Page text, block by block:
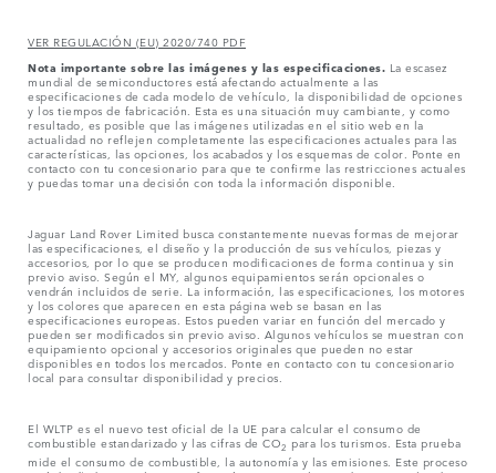
VER REGULACIÓN (EU) 2020/740 PDF
Nota importante sobre las imágenes y las especificaciones. La escasez
mundial de semiconductores está afectando actualmente a las
especificaciones de cada modelo de vehículo, la disponibilidad de opciones
y los tiempos de fabricación. Esta es una situación muy cambiante, y como
resultado, es posible que las imágenes utilizadas en el sitio web en la
actualidad no reflejen completamente las especificaciones actuales para las
características, las opciones, los acabados y los esquemas de color. Ponte en
contacto con tu concesionario para que te confirme las restricciones actuales
y puedas tomar una decisión con toda la información disponible.
Jaguar Land Rover Limited busca constantemente nuevas formas de mejorar
las especificaciones, el diseño y la producción de sus vehículos, piezas y
accesorios, por lo que se producen modificaciones de forma continua y sin
previo aviso. Según el MY, algunos equipamientos serán opcionales o
vendrán incluidos de serie. La información, las especificaciones, los motores
y los colores que aparecen en esta página web se basan en las
especificaciones europeas. Estos pueden variar en función del mercado y
pueden ser modificados sin previo aviso. Algunos vehículos se muestran con
equipamiento opcional y accesorios originales que pueden no estar
disponibles en todos los mercados. Ponte en contacto con tu concesionario
local para consultar disponibilidad y precios.
El WLTP es el nuevo test oficial de la UE para calcular el consumo de
combustible estandarizado y las cifras de CO2 para los turismos. Esta prueba
mide el consumo de combustible, la autonomía y las emisiones. Este proceso